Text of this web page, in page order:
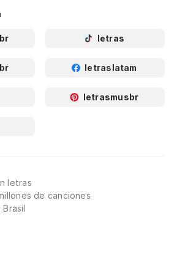
letras
letraslatam
letrasmusbr
letras
de canciones